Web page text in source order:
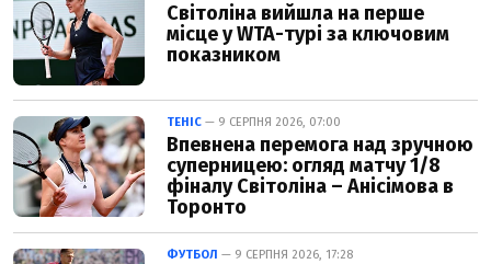
Світоліна вийшла на перше
місце у WTA-турі за ключовим
показником
ТЕНІС — 9 СЕРПНЯ 2026, 07:00
Впевнена перемога над зручною
суперницею: огляд матчу 1/8
фіналу Світоліна – Анісімова в
Торонто
ФУТБОЛ — 9 СЕРПНЯ 2026, 17:28